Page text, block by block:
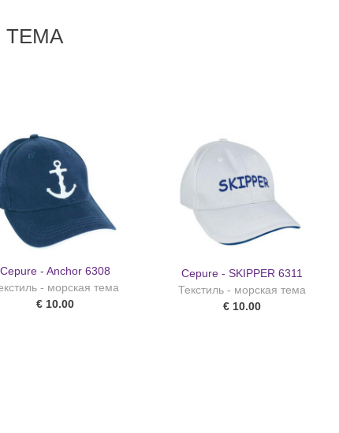
ТЕМА
Cepure - Anchor 6308
- морская тема
€ 10.00
Cepure - SKIPPER 6311
Текстиль - морская тема
€ 10.00